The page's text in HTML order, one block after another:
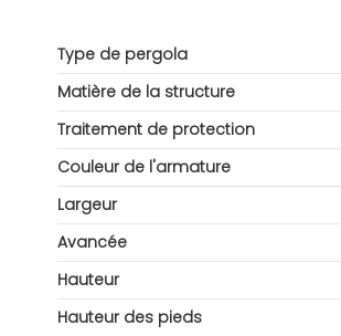
Type de pergola
Matière de la structure
Traitement de protection
Couleur de l'armature
Largeur
Avancée
Hauteur
Hauteur des pieds